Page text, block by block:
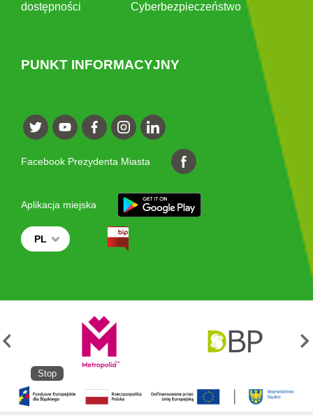
dostępności
Cyberbezpieczeństwo
PUNKT INFORMACYJNY
Facebook Prezydenta Miasta
Aplikacja miejska
PL
Stop